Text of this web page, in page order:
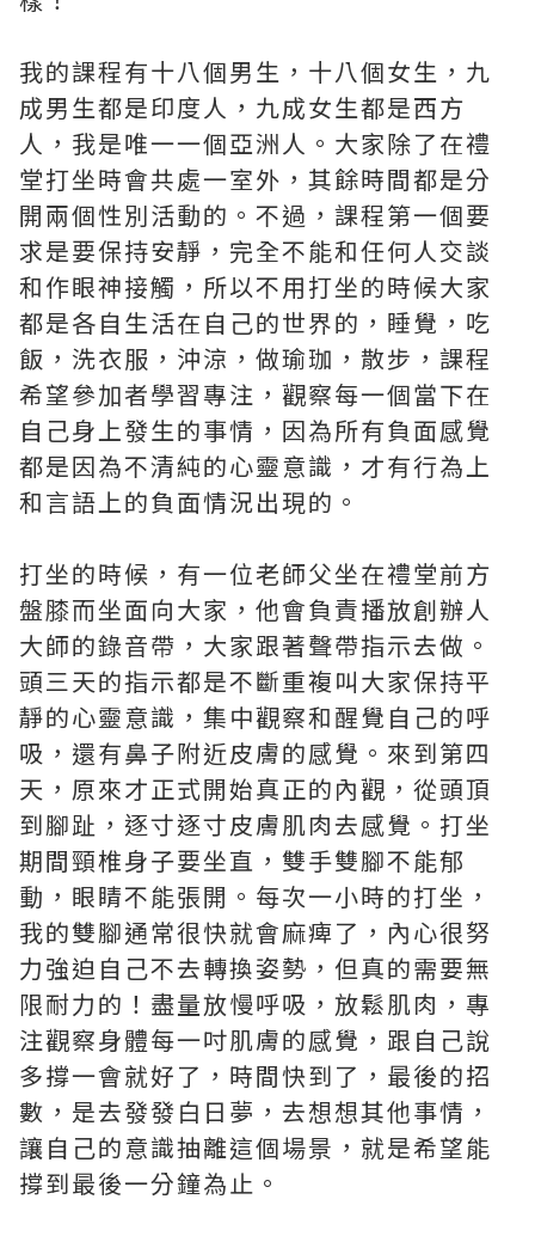
我的課程有十八個男生，十八個女生，九
成男生都是印度人，九成女生都是西方
人，我是唯一一個亞洲人。大家除了在禮
堂打坐時會共處一室外，其餘時間都是分
開兩個性別活動的。不過，課程第一個要
求是要保持安靜，完全不能和任何人交談
和作眼神接觸，所以不用打坐的時候大家
都是各自生活在自己的世界的，睡覺，吃
飯，洗衣服，沖涼，做瑜珈，散步，課程
希望參加者學習專注，觀察每一個當下在
自己身上發生的事情，因為所有負面感覺
都是因為不清純的心靈意識，才有行為上
和言語上的負面情況出現的。
打坐的時候，有一位老師父坐在禮堂前方
盤膝而坐面向大家，他會負責播放創辦人
大師的錄音帶，大家跟著聲帶指示去做。
頭三天的指示都是不斷重複叫大家保持平
靜的心靈意識，集中觀察和醒覺自己的呼
吸，還有鼻子附近皮膚的感覺。來到第四
天，原來才正式開始真正的內觀，從頭頂
到腳趾，逐寸逐寸皮膚肌肉去感覺。打坐
期間頸椎身子要坐直，雙手雙腳不能郁
動，眼睛不能張開。每次一小時的打坐，
我的雙腳通常很快就會麻痺了，內心很努
力強迫自己不去轉換姿勢，但真的需要無
限耐力的！盡量放慢呼吸，放鬆肌肉，專
注觀察身體每一吋肌膚的感覺，跟自己說
多撐一會就好了，時間快到了，最後的招
數，是去發發白日夢，去想想其他事情，
讓自己的意識抽離這個場景，就是希望能
撐到最後一分鐘為止。